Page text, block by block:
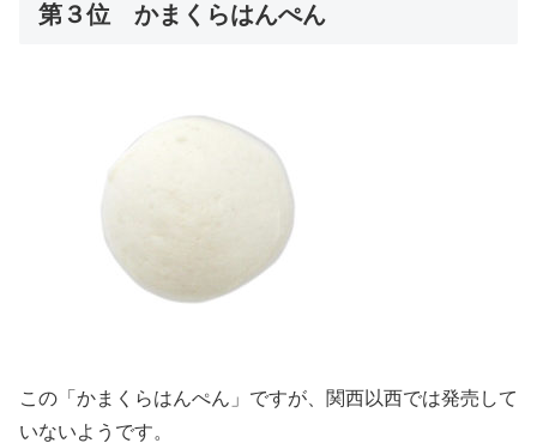
第３位 かまくらはんぺん
この「かまくらはんぺん」ですが、関西以西では発売して
いないようです。